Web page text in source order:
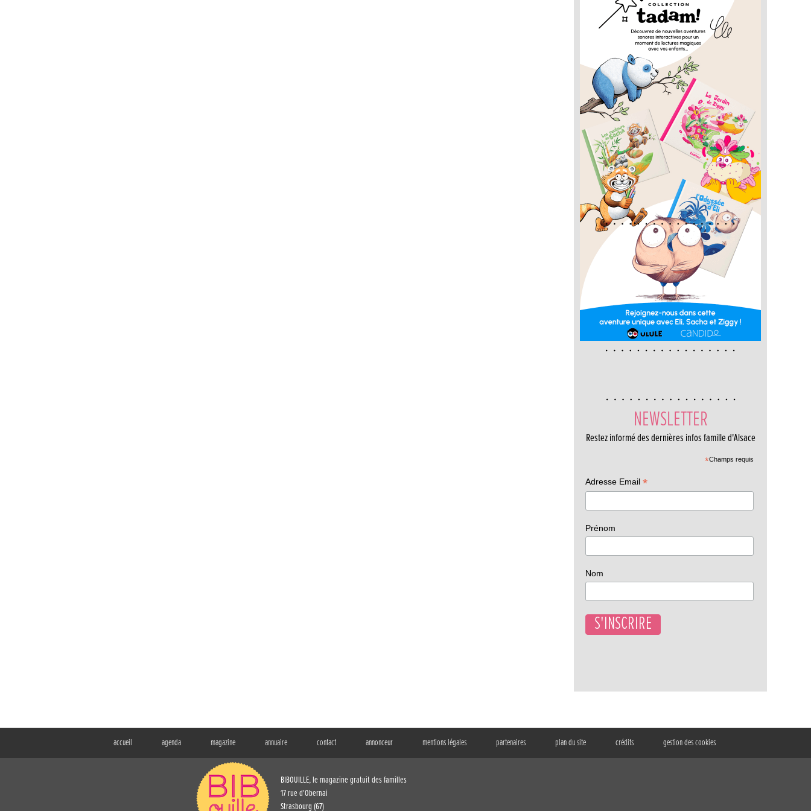
NEWSLETTER
Restez informé des dernières infos famille d'Alsace
*Champs requis
Adresse Email *
Prénom
Nom
accueil agenda magazine annuaire contact annonceur mentions légales partenaires plan du site crédits gestion des cookies
BIBOUILLE, le magazine gratuit des familles
17 rue d'Obernai
Strasbourg (67)